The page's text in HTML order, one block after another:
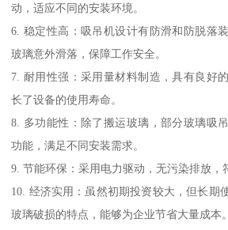
动，适应不同的安装环境。
6. 稳定性高：吸吊机设计有防滑和防脱落
玻璃意外滑落，保障工作安全。
7. 耐用性强：采用量材料制造，具有良好
长了设备的使用寿命。
8. 多功能性：除了搬运玻璃，部分玻璃吸
功能，满足不同安装需求。
9. 节能环保：采用电力驱动，无污染排放，
10. 经济实用：虽然初期投资较大，但长期
玻璃破损的特点，能够为企业节省大量成本。